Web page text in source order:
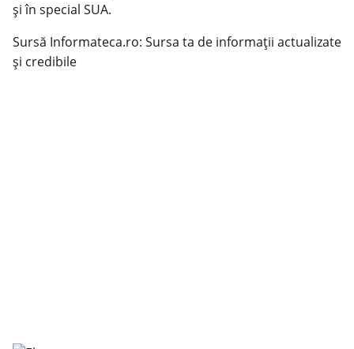
şi în special SUA.
Sursă Informateca.ro: Sursa ta de informații actualizate
și credibile